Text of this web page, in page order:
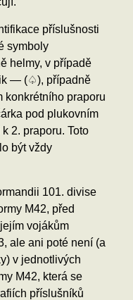
příslušnosti
symboly
helmy, v případě
— (♤), případně
konkrétního praporu
pod plukovním
2. praporu. Toto
být vždy
101. divise
M42, před
vojákům
ale ani poté není (a
v jednotlivých
M42, která se
příslušníků